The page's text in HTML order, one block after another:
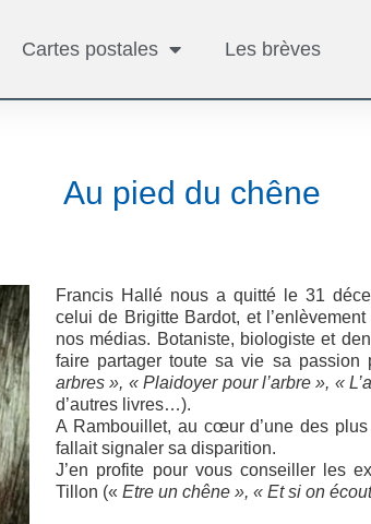
Cartes postales Les brèves
Au pied du chêne
Francis Hallé nous a quitté le 31
celui de Brigitte Bardot, et
nos médias. Botaniste, biologiste et
faire partager toute sa vie sa
arbres », « Plaidoyer pour l’arbre », «
d’autres livres…).
A Rambouillet, au cœur d’une des
fallait signaler sa disparition.
J’en profite pour vous conseiller les
Tillon («Etre un chêne », « Et si on